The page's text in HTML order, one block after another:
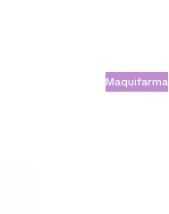
Maquifarma